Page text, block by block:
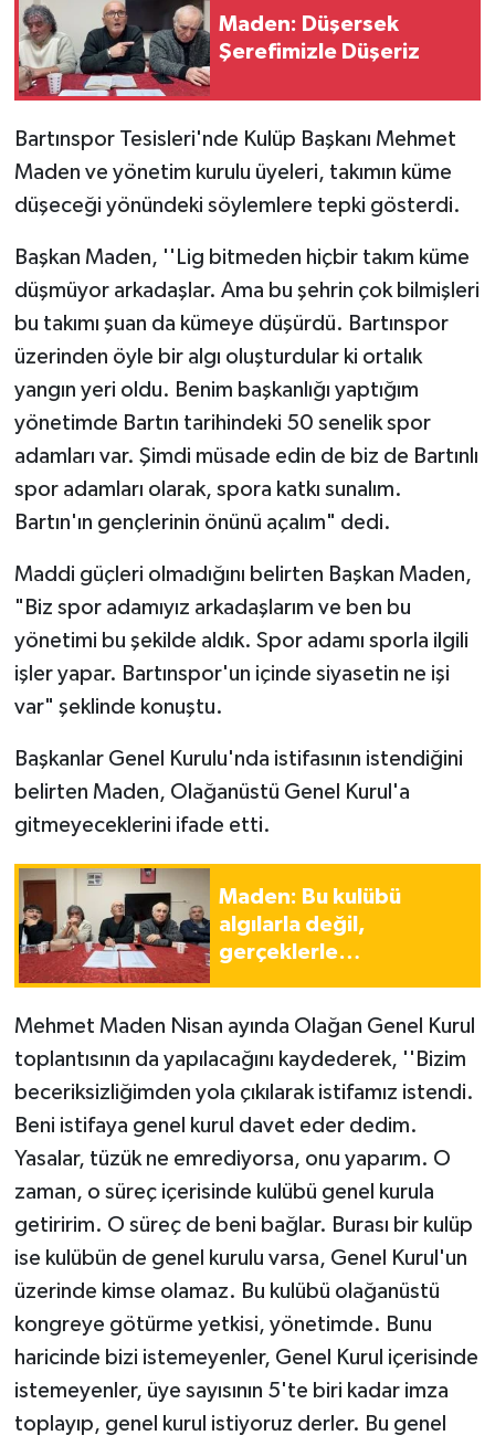
Maden: Düşersek
Şerefimizle Düşeriz
Bartınspor Tesisleri'nde Kulüp Başkanı Mehmet
Maden ve yönetim kurulu üyeleri, takımın küme
düşeceği yönündeki söylemlere tepki gösterdi.
Başkan Maden, ''Lig bitmeden hiçbir takım küme
düşmüyor arkadaşlar. Ama bu şehrin çok bilmişleri
bu takımı şuan da kümeye düşürdü. Bartınspor
üzerinden öyle bir algı oluşturdular ki ortalık
yangın yeri oldu. Benim başkanlığı yaptığım
yönetimde Bartın tarihindeki 50 senelik spor
adamları var. Şimdi müsade edin de biz de Bartınlı
spor adamları olarak, spora katkı sunalım.
Bartın'ın gençlerinin önünü açalım" dedi.
Maddi güçleri olmadığını belirten Başkan Maden,
"Biz spor adamıyız arkadaşlarım ve ben bu
yönetimi bu şekilde aldık. Spor adamı sporla ilgili
işler yapar. Bartınspor'un içinde siyasetin ne işi
var" şeklinde konuştu.
Başkanlar Genel Kurulu'nda istifasının istendiğini
belirten Maden, Olağanüstü Genel Kurul'a
gitmeyeceklerini ifade etti.
Maden: Bu kulübü
algılarla değil,
gerçeklerle
Mehmet Maden Nisan ayında Olağan Genel Kurul
toplantısının da yapılacağını kaydederek, ''Bizim
beceriksizliğimden yola çıkılarak istifamız istendi.
Beni istifaya genel kurul davet eder dedim.
Yasalar, tüzük ne emrediyorsa, onu yaparım. O
zaman, o süreç içerisinde kulübü genel kurula
getiririm. O süreç de beni bağlar. Burası bir kulüp
ise kulübün de genel kurulu varsa, Genel Kurul'un
üzerinde kimse olamaz. Bu kulübü olağanüstü
kongreye götürme yetkisi, yönetimde. Bunu
haricinde bizi istemeyenler, Genel Kurul içerisinde
istemeyenler, üye sayısının 5'te biri kadar imza
toplayıp, genel kurul istiyoruz derler. Bu genel